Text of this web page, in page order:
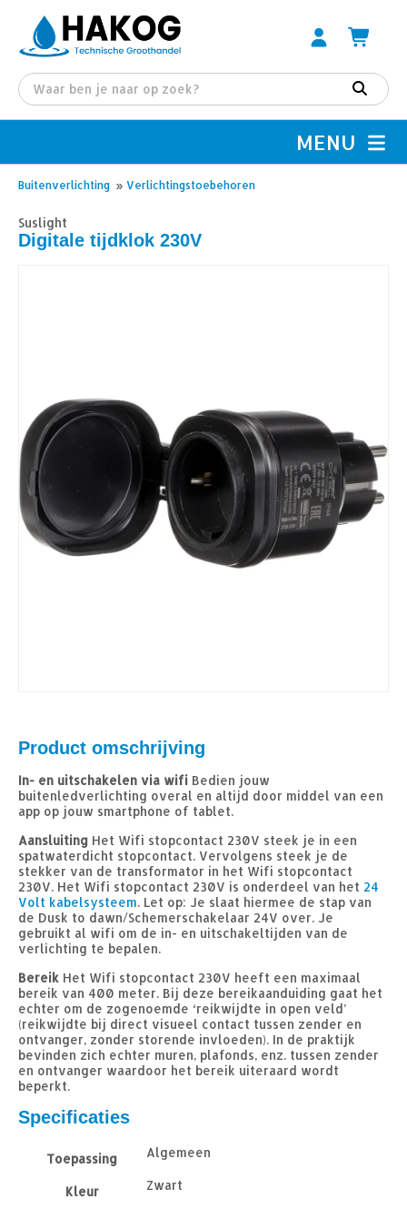
MENU
Buitenverlichting » Verlichtingstoebehoren
Suslight
Digitale tijdklok 230V
Product omschrijving
In- en uitschakelen via wifi Bedien jouw
buitenledverlichting overal en altijd door middel van een
app op jouw smartphone of tablet.
Aansluiting Het Wifi stopcontact 230V steek je in een
spatwaterdicht stopcontact. Vervolgens steek je de
stekker van de transformator in het Wifi stopcontact
230V. Het Wifi stopcontact 230V is onderdeel van het 24
Volt kabelsysteem. Let op: Je slaat hiermee de stap van
de Dusk to dawn/Schemerschakelaar 24V over. Je
gebruikt al wifi om de in- en uitschakeltijden van de
verlichting te bepalen.
Bereik Het Wifi stopcontact 230V heeft een maximaal
bereik van 400 meter. Bij deze bereikaanduiding gaat het
echter om de zogenoemde ‘reikwijdte in open veld’
(reikwijdte bij direct visueel contact tussen zender en
ontvanger, zonder storende invloeden). In de praktijk
bevinden zich echter muren, plafonds, enz. tussen zender
en ontvanger waardoor het bereik uiteraard wordt
beperkt.
Specificaties
Toepassing Algemeen
Kleur Zwart